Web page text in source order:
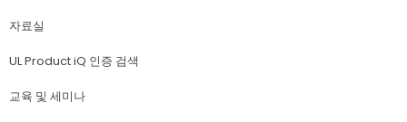
자료실
UL Product iQ 인증 검색
교육 및 세미나